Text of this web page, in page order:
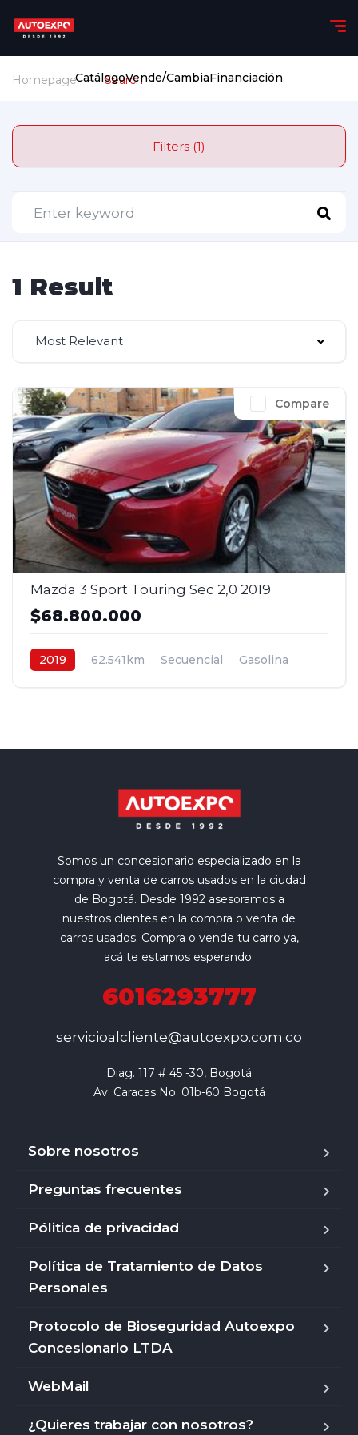
CatálogoVende/CambiaFinanciación
Homepage Search
Filters (1)
1 Result
Most Relevant
Compare
Mazda 3 Sport Touring Sec 2,0 2019
$68.800.000
2019 62.541km Secuencial
Gasolina
Somos un concesionario especializado en la
compra y venta de carros usados en la ciudad
de Bogotá. Desde 1992 asesoramos a
nuestros clientes en la compra o venta de
carros usados. Compra o vende tu carro ya,
acá te estamos esperando.
6016293777
servicioalcliente@autoexpo.com.co
Diag. 117 # 45 -30, Bogotá
Av. Caracas No. 01b-60 Bogotá
Sobre nosotros
Preguntas frecuentes
Pólitica de privacidad
Política de Tratamiento de Datos
Personales
Protocolo de Bioseguridad Autoexpo
Concesionario LTDA
WebMail
¿Quieres trabajar con nosotros?